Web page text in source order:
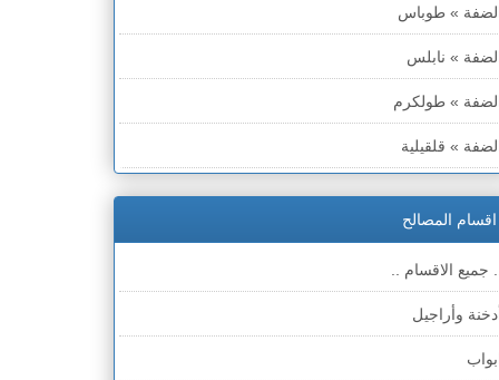
» طوباس
» نابلس
» طولكرم
» قلقيلية
الضفة » رام الله والبيره
» أريحا
» الخليل
» بيت لحم
اقسام المصالح
.. جميع الاقسام ..
وأراجيل